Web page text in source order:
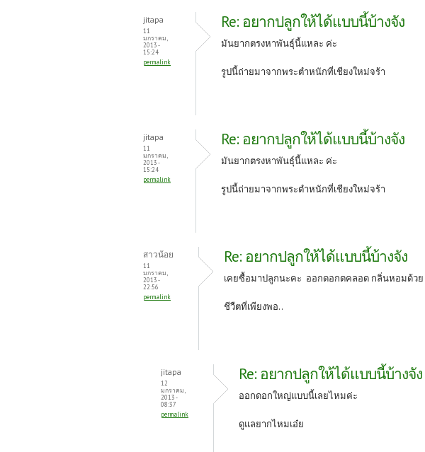
jitapa
11
มกราคม,
2013 -
15:24
permalink
Re: อยากปลูกให้ได้แบบนี้บ้างจัง
มันยากตรงหาพันธุ์นี้แหละ ค่ะ
รูปนี้ถ่ายมาจากพระตำหนักที่เชียงใหม่จร้า
jitapa
11
มกราคม,
2013 -
15:24
permalink
Re: อยากปลูกให้ได้แบบนี้บ้างจัง
มันยากตรงหาพันธุ์นี้แหละ ค่ะ
รูปนี้ถ่ายมาจากพระตำหนักที่เชียงใหม่จร้า
สาวน้อย
11
มกราคม,
2013 -
22:56
permalink
Re: อยากปลูกให้ได้แบบนี้บ้างจัง
เคยซื้อมาปลูกนะคะ ออกดอกตคลอด กลิ่นหอมด้วย
ชีวืตที่เพียงพอ..
jitapa
12
มกราคม,
2013 -
08:37
permalink
Re: อยากปลูกให้ได้แบบนี้บ้างจัง
ออกดอกใหญ่แบบนี้เลยไหมค่ะ
ดูแลยากไหมเอ๋ย